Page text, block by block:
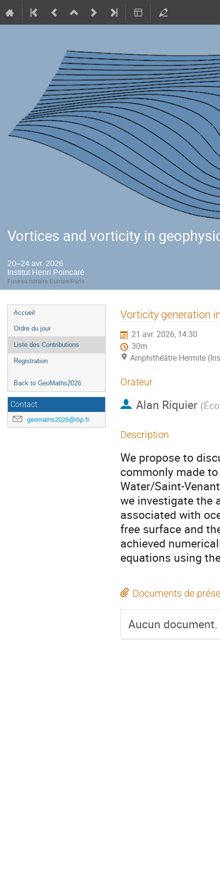
Vortices and vorticity in
20–24 avr. 2026
Institut Henri Poincaré
Fuseau horaire Europe/Paris
Menu
de
l'événement
Accueil
Ordre du jour
Liste des Contributions
Registration
Back to GeoMaths2026
Contact
geomaths2026@ihp.fr
Vorticity generation
21 avr. 2026, 14:30
30m
Amphithéâtre Hermite
Orateur
Alan Riquier (
Description
We propose to
commonly made
Water/Saint-
we investigate the
associated with
free surface and
achieved
equations using
Documents de
Aucun document.